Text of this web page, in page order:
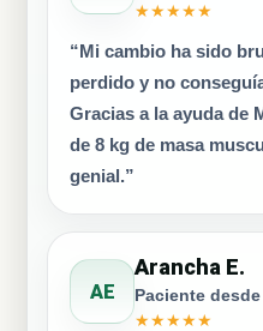
★★★★★
“Mi cambio ha sido
perdido y no
Gracias a la ayuda de
de 8 kg de masa
genial.”
AE
Arancha E.
Paciente desde
★★★★★